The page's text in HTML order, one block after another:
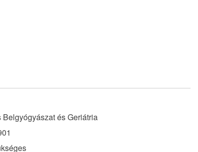
Belgyógyászat és Geriátria